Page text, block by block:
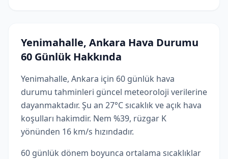
Yenimahalle, Ankara Hava Durumu
60 Günlük Hakkında
Yenimahalle, Ankara için 60 günlük hava
durumu tahminleri güncel meteoroloji verilerine
dayanmaktadır. Şu an 27°C sıcaklık ve açık hava
koşulları hakimdir. Nem %39, rüzgar K
yönünden 16 km/s hızındadır.
60 günlük dönem boyunca ortalama sıcaklıklar